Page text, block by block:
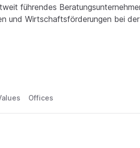
führendes
und Wirtschaftsförderungen bei
Offices